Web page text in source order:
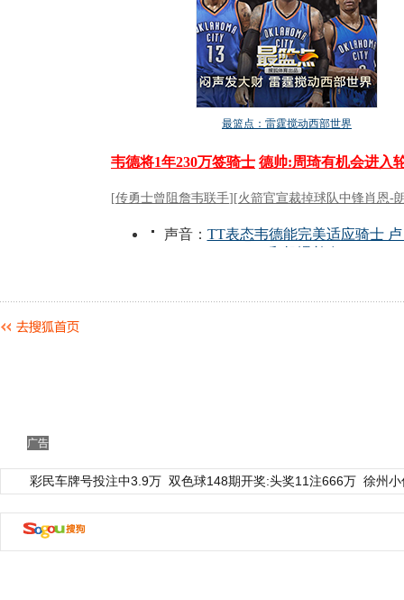
广告
彩民车牌号投注中3.9万 双色球148期开奖:头奖11注666万 徐州